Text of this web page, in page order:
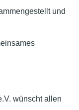
und
wünscht allen